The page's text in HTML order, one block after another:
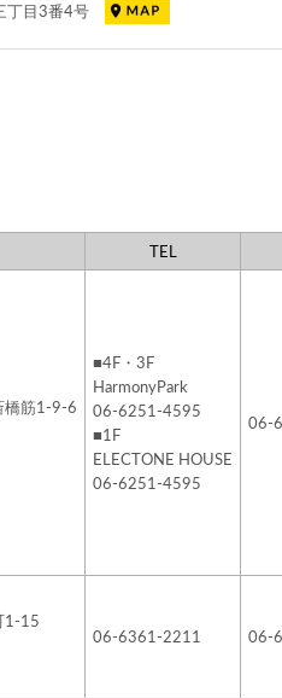
丁目3番4号
TEL
橋筋1-9-6
■4F・3F
HarmonyPark
06-6251-4595
■1F
ELECTONE HOUSE
06-6251-4595
06-
1-15
06-6361-2211
06-